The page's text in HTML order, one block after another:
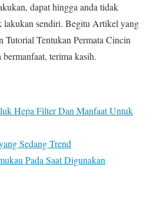
dapat hingga anda tidak
lakukan sendiri. Begitu Artikel yang
Tutorial Tentukan Permata Cincin
terima kasih.
Hepa Filter Dan Manfaat Untuk
Sedang Trend
Pada Saat Digunakan